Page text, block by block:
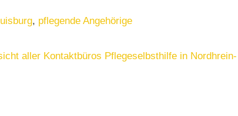
, pflegende Angehörige
aller Kontaktbüros Pflegeselbsthilfe in Nordhrein-